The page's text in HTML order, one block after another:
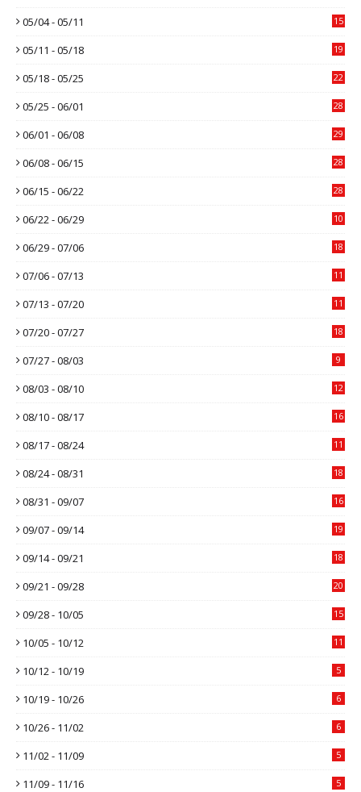
05/04 - 05/11 15
05/11 - 05/18 19
05/18 - 05/25 22
05/25 - 06/01 28
06/01 - 06/08 29
06/08 - 06/15 28
06/15 - 06/22 28
06/22 - 06/29 10
06/29 - 07/06 18
07/06 - 07/13 11
07/13 - 07/20 11
07/20 - 07/27 18
07/27 - 08/03 9
08/03 - 08/10 12
08/10 - 08/17 16
08/17 - 08/24 11
08/24 - 08/31 18
08/31 - 09/07 16
09/07 - 09/14 19
09/14 - 09/21 18
09/21 - 09/28 20
09/28 - 10/05 15
10/05 - 10/12 11
10/12 - 10/19 5
10/19 - 10/26 6
10/26 - 11/02 6
11/02 - 11/09 5
11/09 - 11/16 5